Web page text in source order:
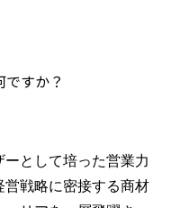
すか？
として培った営業力
営戦略に密接する商材